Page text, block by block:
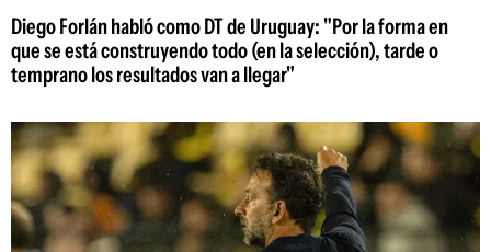
Diego Forlán habló como DT de Uruguay: "Por la forma en
que se está construyendo todo (en la selección), tarde o
temprano los resultados van a llegar"